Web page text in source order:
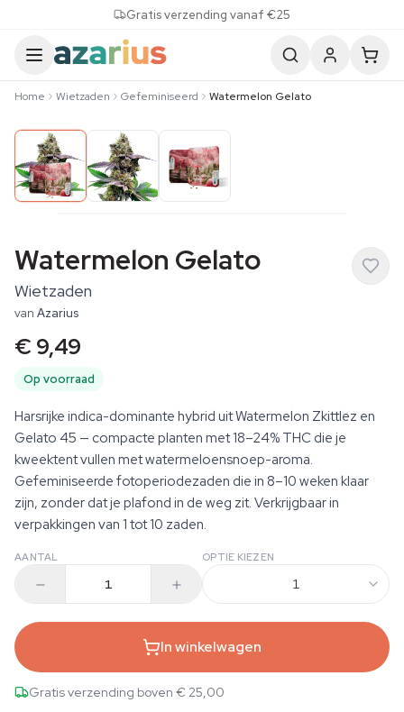
Gratis verzending vanaf €25
Home Wietzaden Gefeminiseerd Watermelon Gelato
Watermelon Gelato
Wietzaden
van Azarius
€ 9,49
Op voorraad
Harsrijke indica-dominante hybrid uit Watermelon Zkittlez en
Gelato 45 — compacte planten met 18–24% THC die je
kweektent vullen met watermeloensnoep-aroma.
Gefeminiseerde fotoperiodezaden die in 8–10 weken klaar
zijn, zonder dat je plafond in de weg zit. Verkrijgbaar in
verpakkingen van 1 tot 10 zaden.
AANTAL OPTIE KIEZEN
1
In winkelwagen
Gratis verzending boven € 25,00